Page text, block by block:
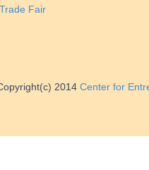
Fair
2014 Center for